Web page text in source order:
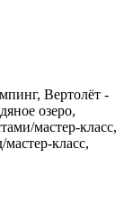
Вертолёт -
озеро,
мастер-класс,
класс,